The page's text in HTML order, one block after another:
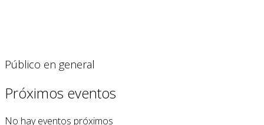
Público en general
Próximos eventos
No hay eventos próximos